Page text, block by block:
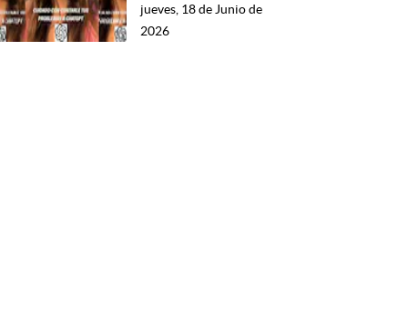
jueves, 18 de Junio de
2026